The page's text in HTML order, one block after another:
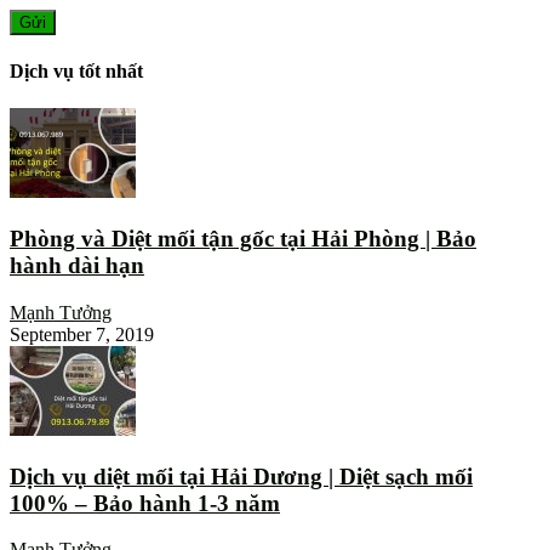
Dịch vụ tốt nhất
Phòng và Diệt mối tận gốc tại Hải Phòng | Bảo
hành dài hạn
Mạnh Tưởng
September 7, 2019
Dịch vụ diệt mối tại Hải Dương | Diệt sạch mối
100% – Bảo hành 1-3 năm